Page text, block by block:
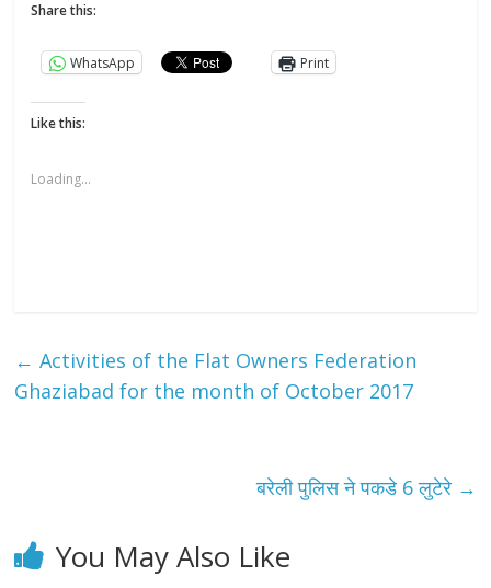
Share this:
WhatsApp Print
Like this:
Loading...
← Activities of the Flat Owners Federation
Ghaziabad for the month of October ​2017
बरेली पुलिस ने पकडे 6 लुटेरे →
You May Also Like